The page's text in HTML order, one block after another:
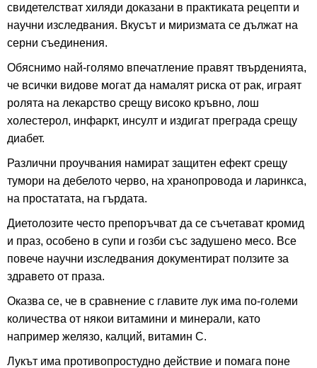
свидетелстват хиляди доказани в практиката рецепти и
научни изследвания. Вкусът и миризмата се дължат на
серни съединения.
Обяснимо най-голямо впечатление правят твърденията,
че всички видове могат да намалят риска от рак, играят
ролята на лекарство срещу високо кръвно, лош
холестерол, инфаркт, инсулт и издигат преграда срещу
диабет.
Различни проучвания намират защитен ефект срещу
тумори на дебелото черво, на хранопровода и ларинкса,
на простатата, на гърдата.
Диетолозите често препоръчват да се съчетават кромид
и праз, особено в супи и гозби със задушено месо. Все
повече научни изследвания документират ползите за
здравето от праза.
Оказва се, че в сравнение с главите лук има по-големи
количества от някои витамини и минерали, като
например желязо, калций, витамин С.
Лукът има противопростудно действие и помага поне